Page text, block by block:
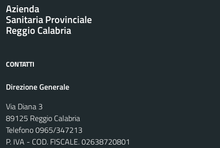
Azienda
Sanitaria Provinciale
Reggio Calabria
CONTATTI
Direzione Generale
Via Diana 3
89125 Reggio Calabria
Telefono 0965/347213
P. IVA - COD. FISCALE. 02638720801